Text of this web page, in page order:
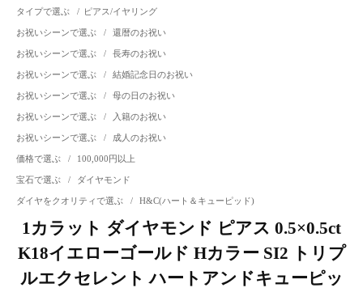
タイプで選ぶ / ピアス/イヤリング
お祝いシーンで選ぶ / 還暦のお祝い
お祝いシーンで選ぶ / 長寿のお祝い
お祝いシーンで選ぶ / 結婚記念日のお祝い
お祝いシーンで選ぶ / 母の日のお祝い
お祝いシーンで選ぶ / 入籍のお祝い
お祝いシーンで選ぶ / 成人のお祝い
価格で選ぶ / 100,000円以上
宝石で選ぶ / ダイヤモンド
ダイヤをクオリティで選ぶ / H&C(ハート＆キューピッド)
1カラット ダイヤモンド ピアス 0.5×0.5ct
K18イエローゴールド Hカラー SI2 トリプ
ルエクセレント ハートアンドキューピッ